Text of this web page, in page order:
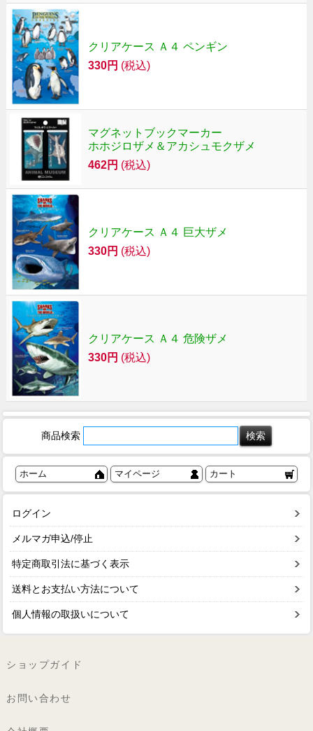
クリアケース Ａ４ ペンギン
330円 (税込)
マグネットブックマーカー
ホホジロザメ＆アカシュモクザメ
462円 (税込)
クリアケース Ａ４ 巨大ザメ
330円 (税込)
クリアケース Ａ４ 危険ザメ
330円 (税込)
商品検索
ホーム マイページ カート
ログイン
メルマガ申込/停止
特定商取引法に基づく表示
送料とお支払い方法について
個人情報の取扱いについて
ショップガイド
お問い合わせ